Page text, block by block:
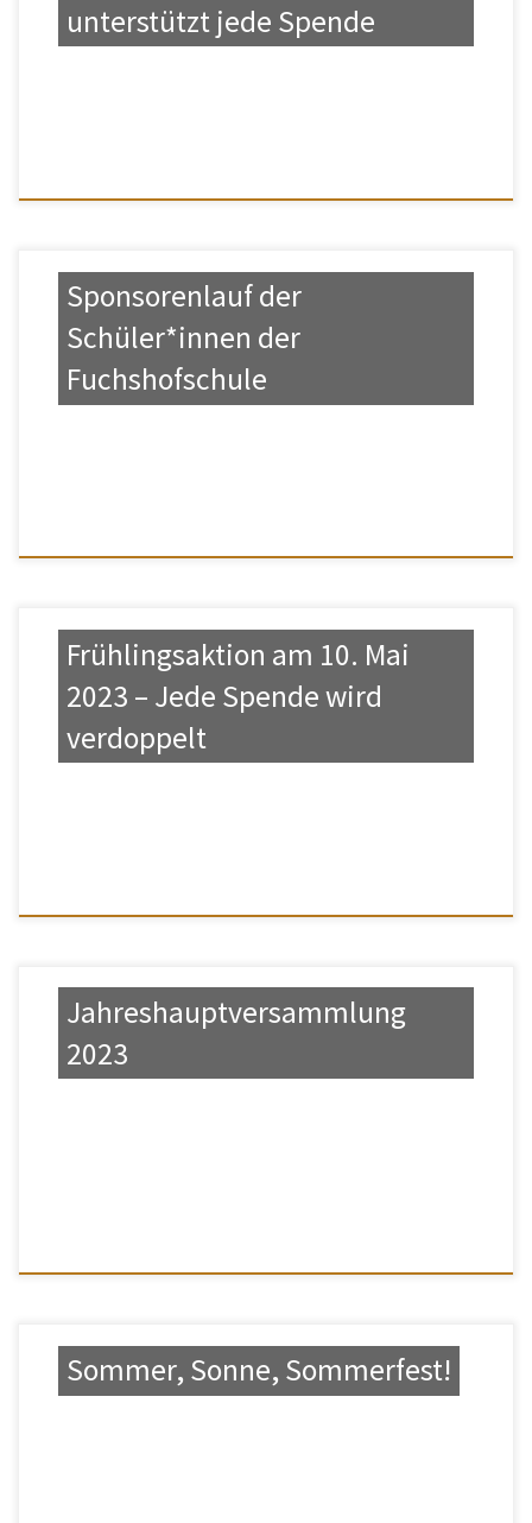
unterstützt jede Spende
Sponsorenlauf der
Schüler*innen der
Fuchshofschule
Frühlingsaktion am 10. Mai
2023 – Jede Spende wird
verdoppelt
Jahreshauptversammlung
2023
Sommer, Sonne, Sommerfest!